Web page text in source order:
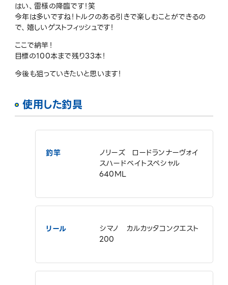
はい、雷様の降臨です！笑
今年は多いですね！トルクのある引きで楽しむことができるの
で、嬉しいゲストフィッシュです！
ここで納竿！
目標の100本まで残り33本！
今後も狙っていきたいと思います！
使用した釣具
釣竿
ノリーズ ロードランナーヴォイ
スハードベイトスペシャル
640ML
リール
シマノ カルカッタコンクエスト
200